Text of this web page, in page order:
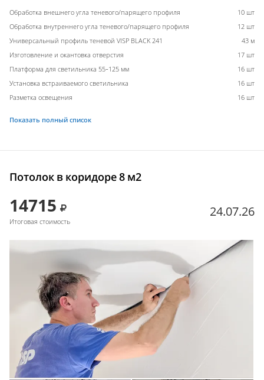
Обработка внешнего угла теневого/парящего профиля
10 шт
Обработка внутреннего угла теневого/парящего профиля
12 шт
Универсальный профиль теневой VISP BLACK 241
43 м
Изготовление и окантовка отверстия
17 шт
Платформа для светильника 55-125 мм
16 шт
Установка встраиваемого светильника
16 шт
Разметка освещения
16 шт
Показать полный список
Потолок в коридоре 8 м2
14715
Итоговая стоимость
24.07.26